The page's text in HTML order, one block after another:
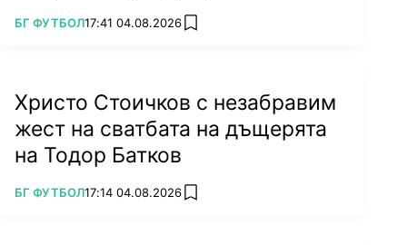
ПОВЕЧЕ ОТ
БГ ФУТБОЛ17:41 04.08.2026 add favorites
Христо Стоичков с незабравим
жест на сватбата на дъщерята
на Тодор Батков
ПОВЕЧЕ ОТ
БГ ФУТБОЛ17:14 04.08.2026 add favorites